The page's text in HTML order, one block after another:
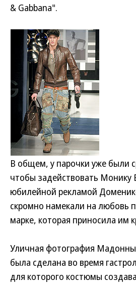
& Gabbana".
В общем, у парочки уже были
чтобы задействовать Монику
юбилейной рекламой
скромно намекали на любовь
марке, которая приносила им
Уличная фотография
была сделана во время
для которого костюмы